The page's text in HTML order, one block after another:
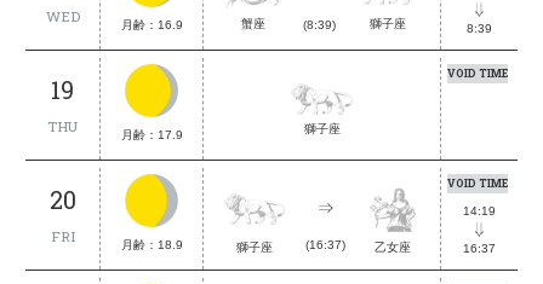
WED 月齢：16.9 蟹座 (8:39) 獅子座 8:39
19
THU 月齢：17.9 獅子座
VOID TIME
20
FRI 月齢：18.9 獅子座 (16:37) 乙女座
VOID TIME
14:19
16:37